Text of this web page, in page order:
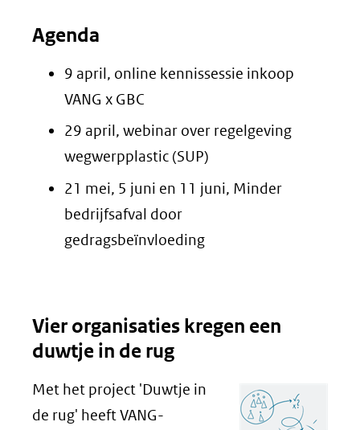
Agenda
9 april, online kennissessie inkoop
VANG x GBC
29 april, webinar over regelgeving
wegwerpplastic (SUP)
21 mei, 5 juni en 11 juni, Minder
bedrijfsafval door
gedragsbeïnvloeding
Vier organisaties kregen een
duwtje in de rug
Met het project 'Duwtje in
de rug' heeft VANG-